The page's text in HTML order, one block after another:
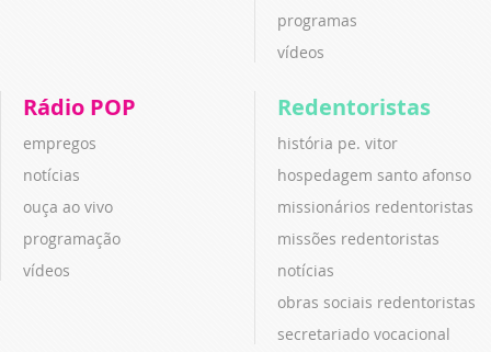
programas
vídeos
Rádio POP
empregos
notícias
ouça ao vivo
programação
vídeos
Redentoristas
história pe. vitor
hospedagem santo afonso
missionários redentoristas
missões redentoristas
notícias
obras sociais redentoristas
secretariado vocacional